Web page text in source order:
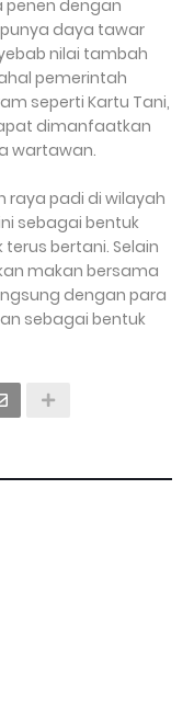
penen dengan
daya tawar
nilai tambah
pemerintah
seperti Kartu Tani,
dimanfaatkan
wartawan.
raya padi di wilayah
sebagai bentuk
bertani. Selain
makan bersama
dengan para
sebagai bentuk